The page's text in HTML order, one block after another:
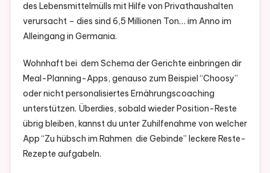
des Lebensmittelmülls mit Hilfe von Privathaushalten
verursacht – dies sind 6,5 Millionen Ton… im Anno im
Alleingang in Germania.
Wohnhaft bei dem Schema der Gerichte einbringen dir
Meal-Planning-Apps, genauso zum Beispiel “Choosy”
oder nicht personalisiertes Ernährungscoaching
unterstützen. Überdies, sobald wieder Position-Reste
übrig bleiben, kannst du unter Zuhilfenahme von welcher
App “Zu hübsch im Rahmen die Gebinde” leckere Reste-
Rezepte aufgabeln.